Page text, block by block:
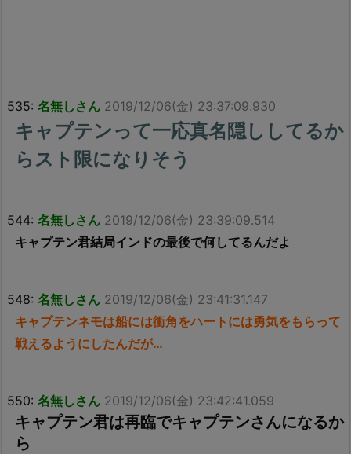
535: 名無しさん 2019/12/06(金) 23:37:09.930
キャプテンって一応真名隠ししてるか
らスト限になりそう
544: 名無しさん 2019/12/06(金) 23:39:09.514
キャプテン君結局インドの最後で何してるんだよ
548: 名無しさん 2019/12/06(金) 23:41:31.147
キャプテンネモは船には衝角をハートには勇気をもらって
戦えるようにしたんだが…
550: 名無しさん 2019/12/06(金) 23:42:41.059
キャプテン君は再臨でキャプテンさんになるか
ら